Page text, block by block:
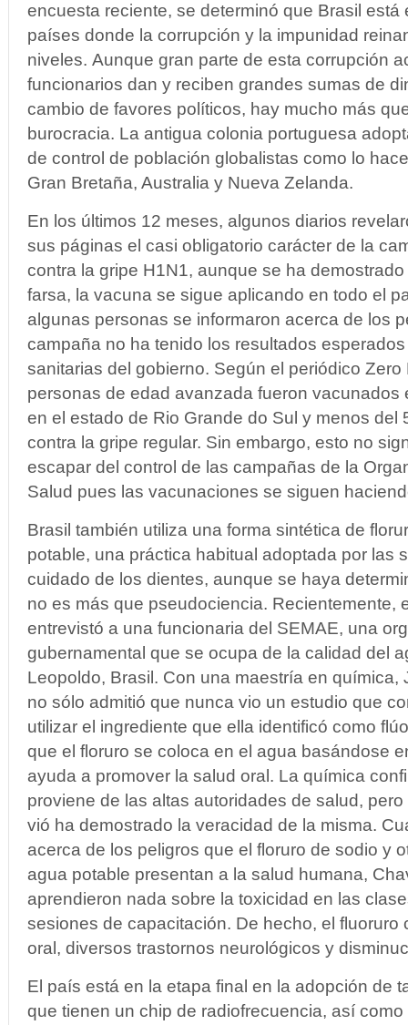
encuesta reciente, se determinó que Brasil está
países donde la corrupción y la impunidad
niveles. Aunque gran parte de esta corrupción
funcionarios dan y reciben grandes sumas de
cambio de favores políticos, hay mucho más
burocracia. La antigua colonia portuguesa
de control de población globalistas como lo
Gran Bretaña, Australia y Nueva Zelanda.
En los últimos 12 meses, algunos diarios
sus páginas el casi obligatorio carácter de la
contra la gripe H1N1, aunque se ha
farsa, la vacuna se sigue aplicando en todo el
algunas personas se informaron acerca de los
campaña no ha tenido los resultados
sanitarias del gobierno. Según el periódico
personas de edad avanzada fueron vacunados
en el estado de Rio Grande do Sul y menos del
contra la gripe regular. Sin embargo, esto no
escapar del control de las campañas de la
Salud pues las vacunaciones se siguen
Brasil también utiliza una forma sintética de
potable, una práctica habitual adoptada por las
cuidado de los dientes, aunque se haya
no es más que pseudociencia. Recientemente,
entrevistó a una funcionaria del SEMAE, una
gubernamental que se ocupa de la calidad del
Leopoldo, Brasil. Con una maestría en química,
no sólo admitió que nunca vio un estudio que
utilizar el ingrediente que ella identificó como
que el floruro se coloca en el agua basándose
ayuda a promover la salud oral. La química
proviene de las altas autoridades de salud,
vió ha demostrado la veracidad de la misma.
acerca de los peligros que el floruro de sodio y
agua potable presentan a la salud humana,
aprendieron nada sobre la toxicidad en las
sesiones de capacitación. De hecho, el fluoruro
oral, diversos trastornos neurológicos y
El país está en la etapa final en la adopción de
que tienen un chip de radiofrecuencia, así